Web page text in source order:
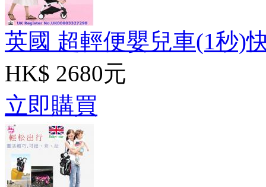
英國 超輕便嬰兒車(1秒)
HK$ 2680元
立即購買